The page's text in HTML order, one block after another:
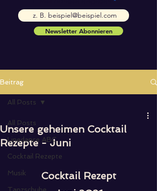
Newsletter Abonnieren
Beitrag
All Posts
Linedance ABC
Cocktail Rezepte
Musik
All Posts
Unsere geheimen Cocktail
Rezepte - Juni
Cocktail Rezept